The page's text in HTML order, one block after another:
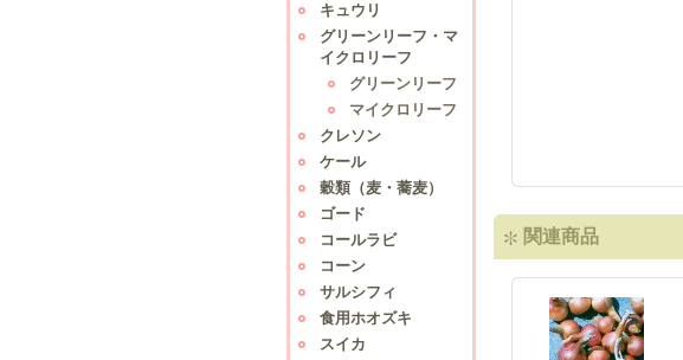
キュウリ
グリーンリーフ・マ
イクロリーフ
グリーンリーフ
マイクロリーフ
クレソン
ケール
穀類（麦・蕎麦）
ゴード
コールラビ
コーン
サルシフィ
食用ホオズキ
スイカ
関連商品